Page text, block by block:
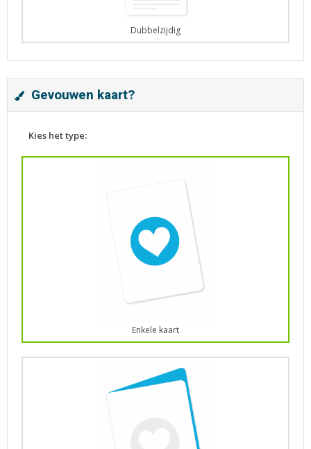
Dubbelzijdig
Gevouwen kaart?
Kies het type:
Enkele kaart